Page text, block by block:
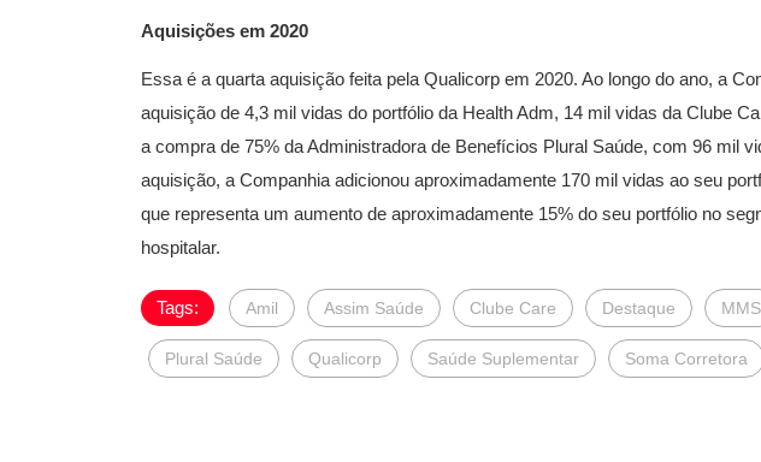
Aquisições em 2020
Essa é a quarta aquisição feita pela Qualicorp em 2020. Ao longo do ano, a
aquisição de 4,3 mil vidas do portfólio da Health Adm, 14 mil vidas da Clube
a compra de 75% da Administradora de Benefícios Plural Saúde, com 96 mil
aquisição, a Companhia adicionou aproximadamente 170 mil vidas ao seu
que representa um aumento de aproximadamente 15% do seu portfólio no
hospitalar.
Tags: Amil Assim Saúde Clube Care Destaque MMS
Plural Saúde Qualicorp Saúde Suplementar Soma Corretora